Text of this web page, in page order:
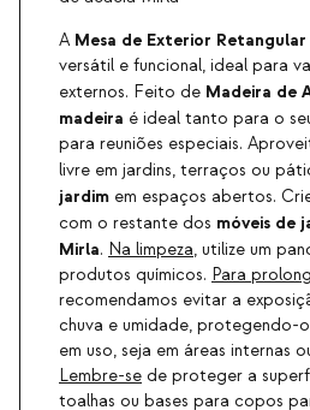
A Mesa de Exterior Retangular
versátil e funcional, ideal para
externos. Feito de Madeira de
madeira é ideal tanto para o
para reuniões especiais.
livre em jardins, terraços ou
jardim em espaços abertos.
com o restante dos móveis de
Mirla. Na limpeza, utilize um
produtos químicos. Para
recomendamos evitar a
chuva e umidade, protegendo-
em uso, seja em áreas internas
Lembre-se de proteger a
toalhas ou bases para copos